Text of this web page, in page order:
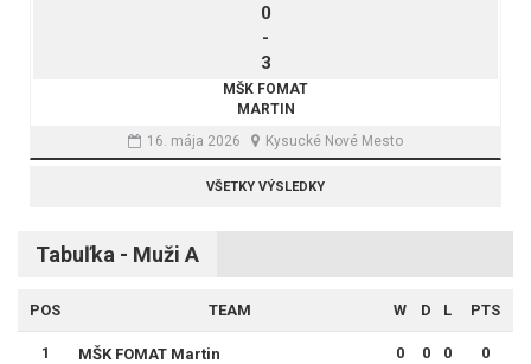
0
-
3
MŠK FOMAT
MARTIN
16. mája 2026
Kysucké Nové Mesto
VŠETKY VÝSLEDKY
Tabuľka - Muži A
POS TEAM W D L PTS
1 MŠK FOMAT Martin 0 0 0 0